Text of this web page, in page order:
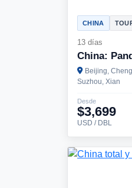
CHINA
13 días
China:
Beijing,
Suzhou, Xian
Desde
$3,699
USD / DBL